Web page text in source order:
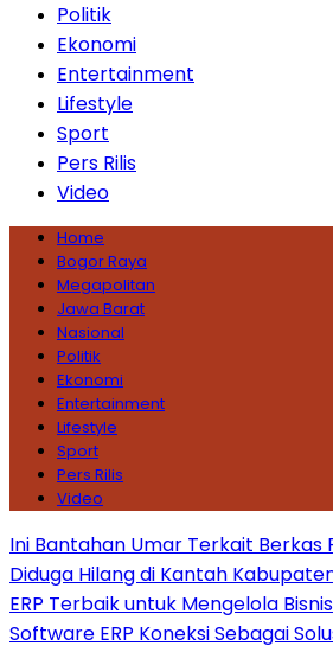
Politik
Ekonomi
Entertainment
Lifestyle
Sport
Pers Rilis
Video
Home
Bogor Raya
Megapolitan
Jawa Barat
Nasional
Politik
Ekonomi
Entertainment
Lifestyle
Sport
Pers Rilis
Video
Ini Bantahan Umar Terkait Berkas
Diduga Hilang di Kantah
ERP Terbaik untuk Mengelola
Software ERP Koneksi Sebagai